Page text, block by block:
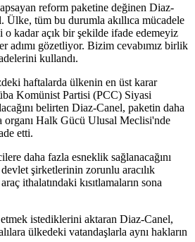
reform paketine değinen Diaz-
tüm bu durumla akıllıca mücadele
o kadar açık bir şekilde ifade edemeyiz
adımı gözetliyor. Bizim cevabımız birlik
kullandı.
haftalarda ülkenin en üst karar
Komünist Partisi (PCC) Siyasi
belirten Diaz-Canel, paketin daha
organı Halk Gücü Ulusal Meclisi'nde
etti.
daha fazla esneklik sağlanacağını
şirketlerinin zorunlu aracılık
ithalatındaki kısıtlamaların sona
etmek istediklerini aktaran Diaz-Canel,
ülkedeki vatandaşlarla aynı hakların